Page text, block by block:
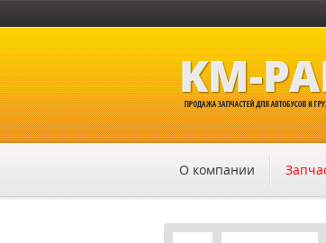
О компании